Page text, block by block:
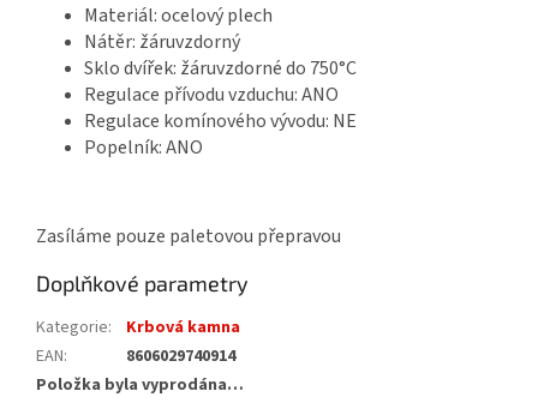
Materiál: ocelový plech
Nátěr: žáruvzdorný
Sklo dvířek: žáruvzdorné do 750°C
Regulace přívodu vzduchu: ANO
Regulace komínového vývodu: NE
Popelník: ANO
Zasíláme pouze paletovou přepravou
Doplňkové parametry
Kategorie:
Krbová kamna
EAN:
8606029740914
Položka byla vyprodána…